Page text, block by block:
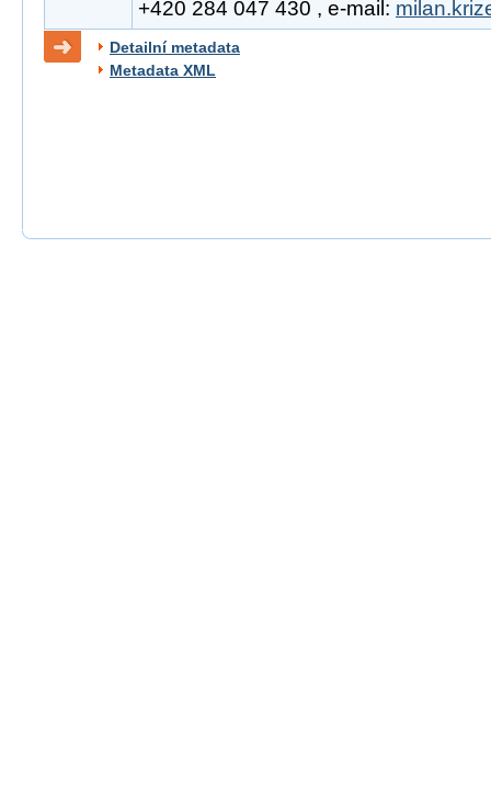
+420 284 047 430 , e-mail:
Detailní metadata
Metadata XML